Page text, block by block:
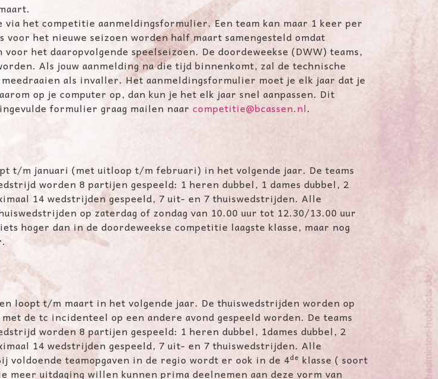
het competitie aanmeldingsformulier. Een team kan maar 1 keer per
het nieuwe seizoen worden half maart samengesteld omdat
het daaropvolgende speelseizoen. De doordeweekse (DWW) teams,
Als jouw aanmelding na die tijd binnenkomt, zal de technische
als invaller. Het aanmeldingsformulier moet je elk jaar dat je
op je computer op, dan kun je het elk jaar snel aanpassen. Dit
formulier graag mailen naar competitie@bcassen.nl.
t/m januari (met uitloop t/m februari) in het volgende jaar. De teams
worden 8 partijen gespeeld: 1 heren dubbel, 1 dames dubbel, 2
14 wedstrijden gespeeld, 7 uit- en 7 thuiswedstrijden. Alle
op zaterdag of zondag van 10.00 uur tot 12.30/13.00 uur
hoger dan in de doordeweekse competitie laagste klasse, maar nog
loopt t/m maart in het volgende jaar. De thuiswedstrijden worden op
de tc incidenteel op een andere avond gespeeld worden. De teams
worden 8 partijen gespeeld: 1 heren dubbel, 1dames dubbel, 2
14 wedstrijden gespeeld, 7 uit- en 7 thuiswedstrijden. Alle
voldoende teamopgaven in de regio wordt er ook in de 4de klasse ( soort
uitdaging willen kunnen prima deelnemen aan deze vorm van